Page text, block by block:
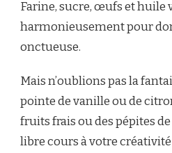
Farine, sucre, œufs et huile
harmonieusement pour
onctueuse.
Mais n’oublions pas la
pointe de vanille ou de
fruits frais ou des pépites
libre cours à votre